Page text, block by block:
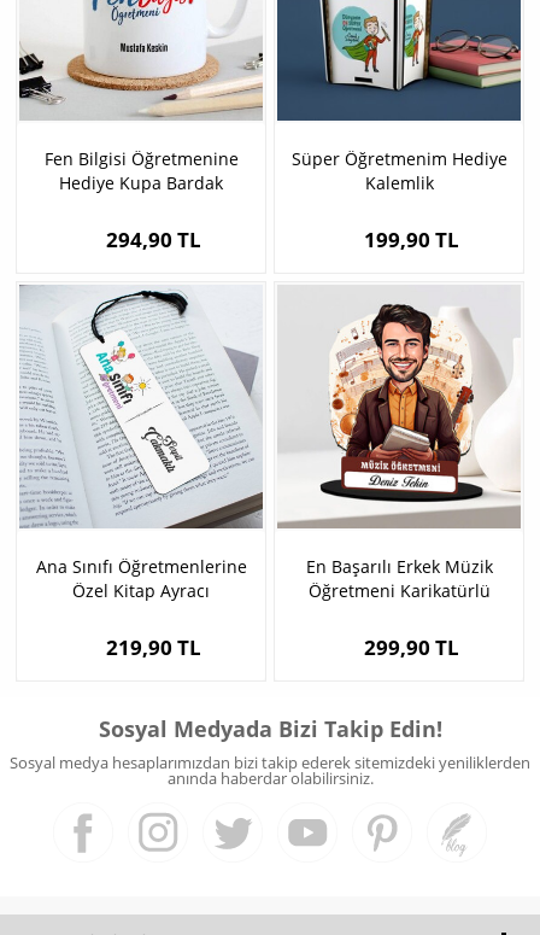
Fen Bilgisi Öğretmenine
Hediye Kupa Bardak
294,90 TL
Süper Öğretmenim Hediye
Kalemlik
199,90 TL
Ana Sınıfı Öğretmenlerine
Özel Kitap Ayracı
219,90 TL
En Başarılı Erkek Müzik
Öğretmeni Karikatürlü
299,90 TL
Sosyal Medyada Bizi Takip Edin!
Sosyal medya hesaplarımızdan bizi takip ederek sitemizdeki yeniliklerden
anında haberdar olabilirsiniz.